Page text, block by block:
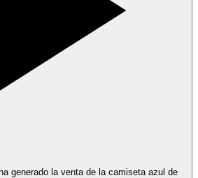
generado la venta de la camiseta azul de